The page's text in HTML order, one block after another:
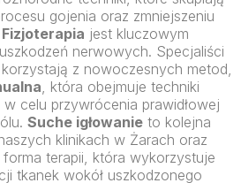
gojenia oraz zmniejszeniu
Fizjoterapia jest kluczowym
nerwowych. Specjaliści
z nowoczesnych metod,
, która obejmuje techniki
celu przywrócenia prawidłowej
Suche igłowanie to kolejna
klinikach w Żarach oraz
terapii, która wykorzystuje
tkanek wokół uszkodzonego